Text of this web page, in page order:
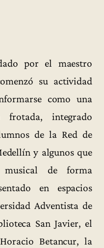
por el maestro
su actividad
como una
frotada, integrado
de la Red de
y algunos que
de forma
en espacios
Adventista de
San Javier, el
Betancur, la